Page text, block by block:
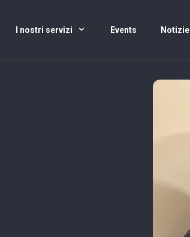
I nostri servizi Events Notizie